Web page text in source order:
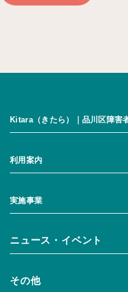
Kitara（きたら）｜品川区障害
基本理念
利用案内
アクセス
実施事業
超短時間雇用
店舗運営
ニュース・イベント
その他